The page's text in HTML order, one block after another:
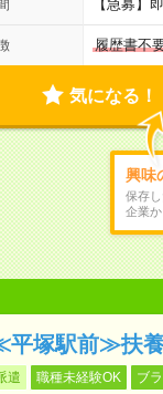
【急募】
履歴書不
気になる！
興味
保存
企業
塚駅前≫扶養
遣 職種未経験OK ブ